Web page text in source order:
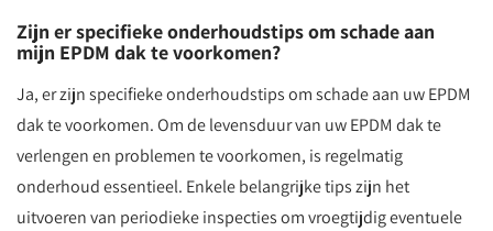
Zijn er specifieke onderhoudstips om schade aan
mijn EPDM dak te voorkomen?
Ja, er zijn specifieke onderhoudstips om schade aan uw EPDM
dak te voorkomen. Om de levensduur van uw EPDM dak te
verlengen en problemen te voorkomen, is regelmatig
onderhoud essentieel. Enkele belangrijke tips zijn het
uitvoeren van periodieke inspecties om vroegtijdig eventuele